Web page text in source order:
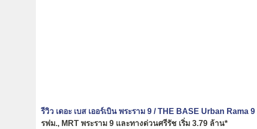
รีวิว เดอะ เบส เออร์เบิน พระราม 9 / THE BASE Urban Rama 9
รฟม., MRT พระราม 9 และทางด่วนศรีรัช เริ่ม 3.79 ล้าน*